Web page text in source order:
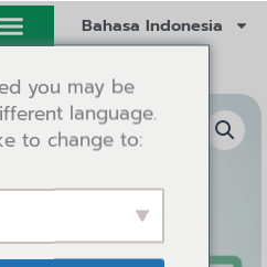
Bahasa Indonesia
you may be
language.
to change to: